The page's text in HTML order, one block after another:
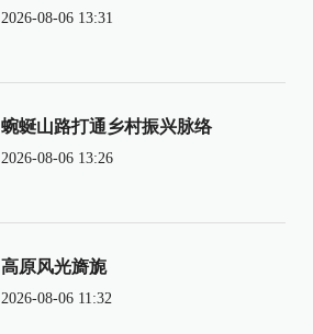
2026-08-06 13:31
蜿蜒山路打通乡村振兴脉络
2026-08-06 13:26
高原风光旖旎
2026-08-06 11:32